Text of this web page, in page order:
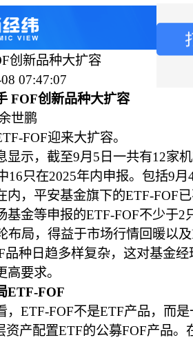
创新品种大扩容
07:47:07
FOF创新品种大扩容
世鹏
FOF迎来大扩容。
示，截至9月5日一共有12家
16只在2025年内申报。包括9月
内，平安基金旗下的ETF-FOF
基金等申报的ETF-FOF不少于2
布局，得益于市场行情回暖以
品种日趋多样复杂，这对基金经
要求。
FOF
ETF-FOF不是ETF产品，而是
资产配置ETF的公募FOF产品。